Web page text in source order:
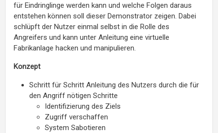
für Eindringlinge werden kann und welche Folgen daraus
entstehen können soll dieser Demonstrator zeigen. Dabei
schlüpft der Nutzer einmal selbst in die Rolle des
Angreifers und kann unter Anleitung eine virtuelle
Fabrikanlage hacken und manipulieren.
Konzept
Schritt für Schritt Anleitung des Nutzers durch die für
den Angriff nötigen Schritte
Identifizierung des Ziels
Zugriff verschaffen
System Sabotieren